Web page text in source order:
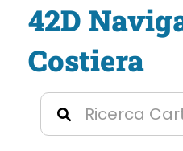
42D
Costiera